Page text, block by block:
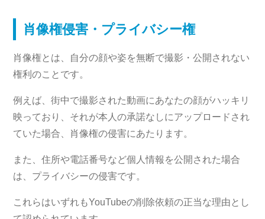
肖像権侵害・プライバシー権
肖像権とは、自分の顔や姿を無断で撮影・公開されない
権利のことです。
例えば、街中で撮影された動画にあなたの顔がハッキリ
映っており、それが本人の承諾なしにアップロードされ
ていた場合、肖像権の侵害にあたります。
また、住所や電話番号など個人情報を公開された場合
は、プライバシーの侵害です。
これらはいずれもYouTubeの削除依頼の正当な理由とし